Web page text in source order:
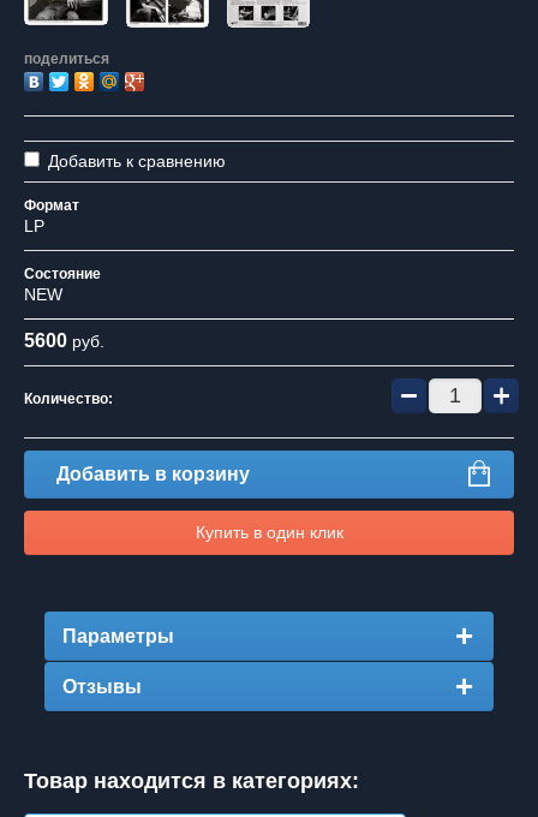
поделиться
Добавить к сравнению
Формат
LP
Состояние
NEW
5600 руб.
Количество: − +
Добавить в корзину
Купить в один клик
Параметры
Отзывы
Товар находится в категориях: